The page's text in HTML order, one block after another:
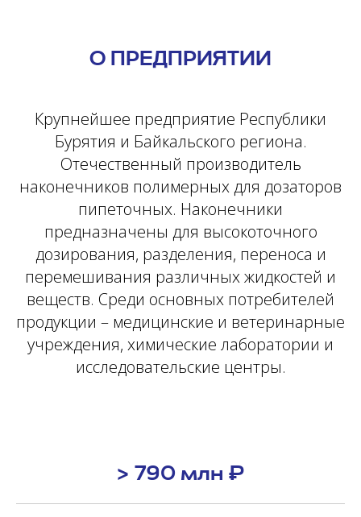
О ПРЕДПРИЯТИИ
Крупнейшее предприятие Республики
Бурятия и Байкальского региона.
Отечественный производитель
наконечников полимерных для дозаторов
пипеточных. Наконечники
предназначены для высокоточного
дозирования, разделения, переноса и
перемешивания различных жидкостей и
веществ. Среди основных потребителей
продукции – медицинские и ветеринарные
учреждения, химические лаборатории и
исследовательские центры.
> 790 млн ₽